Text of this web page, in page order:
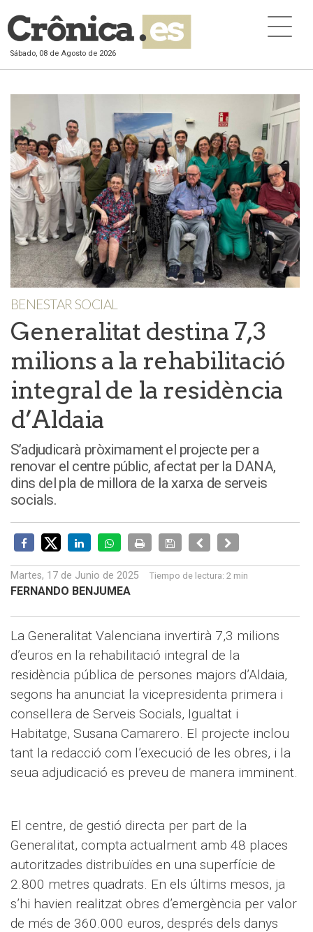
Sábado, 08 de Agosto de 2026
BENESTAR SOCIAL
Generalitat destina 7,3
milions a la rehabilitació
integral de la residència
d’Aldaia
S’adjudicarà pròximament el projecte per a
renovar el centre públic, afectat per la DANA,
dins del pla de millora de la xarxa de serveis
socials.
Martes, 17 de Junio de 2025 Tiempo de lectura: 2 min
FERNANDO BENJUMEA
La Generalitat Valenciana invertirà 7,3 milions
d’euros en la rehabilitació integral de la
residència pública de persones majors d’Aldaia,
segons ha anunciat la vicepresidenta primera i
consellera de Serveis Socials, Igualtat i
Habitatge, Susana Camarero. El projecte inclou
tant la redacció com l’execució de les obres, i la
seua adjudicació es preveu de manera imminent.
El centre, de gestió directa per part de la
Generalitat, compta actualment amb 48 places
autoritzades distribuïdes en una superfície de
2.800 metres quadrats. En els últims mesos, ja
s’hi havien realitzat obres d’emergència per valor
de més de 360.000 euros, després dels danys